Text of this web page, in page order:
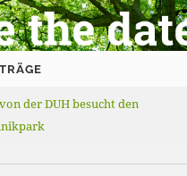
der DUH besucht den